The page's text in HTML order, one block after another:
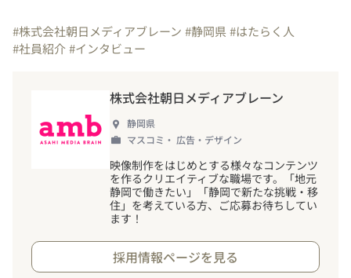
#株式会社朝日メディアブレーン #静岡県#はたらく人
#社員紹介#インタビュー
株式会社朝日メディアブレーン
静岡県
マスコミ・ 広告・デザイン
映像制作をはじめとする様々なコンテンツ
を作るクリエイティブな職場です。「地元
静岡で働きたい」「静岡で新たな挑戦・移
住」を考えている方、ご応募お待ちしてい
ます ！
採用情報ページを見る